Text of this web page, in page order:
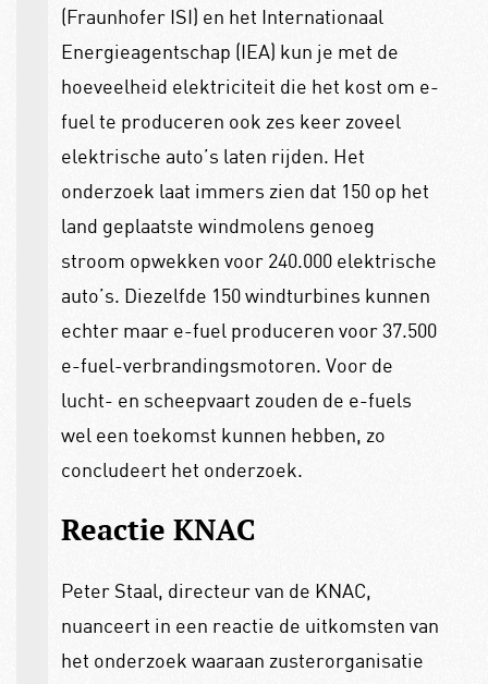
(Fraunhofer ISI) en het Internationaal
Energieagentschap (IEA) kun je met de
hoeveelheid elektriciteit die het kost om e-
fuel te produceren ook zes keer zoveel
elektrische auto’s laten rijden. Het
onderzoek laat immers zien dat 150 op het
land geplaatste windmolens genoeg
stroom opwekken voor 240.000 elektrische
auto’s. Diezelfde 150 windturbines kunnen
echter maar e-fuel produceren voor 37.500
e-fuel-verbrandingsmotoren. Voor de
lucht- en scheepvaart zouden de e-fuels
wel een toekomst kunnen hebben, zo
concludeert het onderzoek.
Reactie KNAC
Peter Staal, directeur van de KNAC,
nuanceert in een reactie de uitkomsten van
het onderzoek waaraan zusterorganisatie